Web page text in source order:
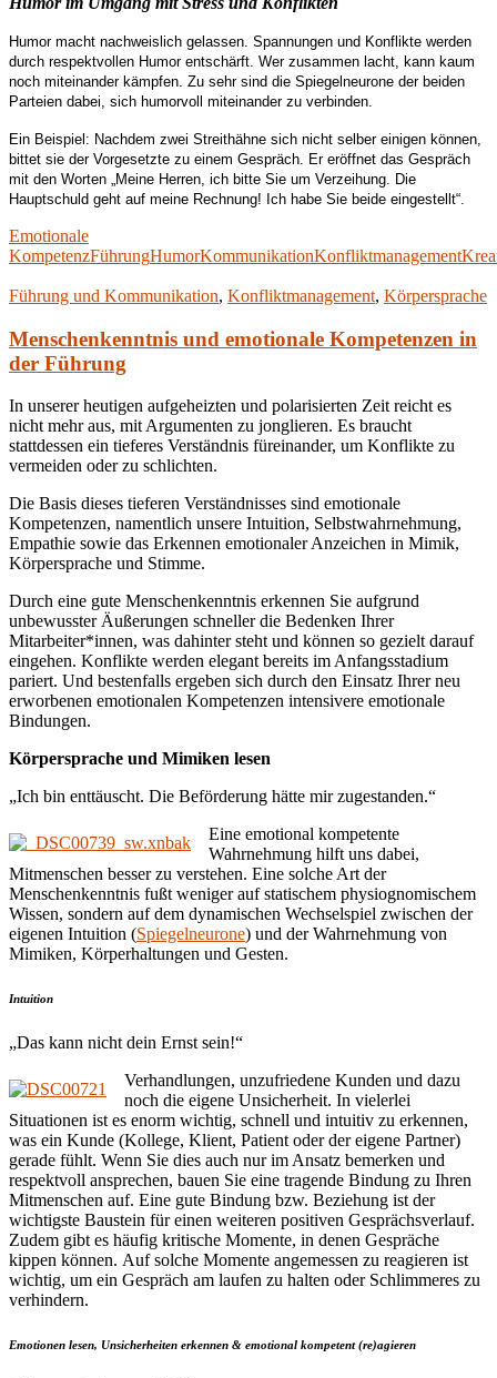
Humor macht nachweislich gelassen. Spannungen und Konflikte werden
durch respektvollen Humor entschärft. Wer zusammen lacht, kann kaum
noch miteinander kämpfen. Zu sehr sind die Spiegelneurone der beiden
Parteien dabei, sich humorvoll miteinander zu verbinden.
Ein Beispiel: Nachdem zwei Streithähne sich nicht selber einigen können,
bittet sie der Vorgesetzte zu einem Gespräch. Er eröffnet das Gespräch
mit den Worten „Meine Herren, ich bitte Sie um Verzeihung. Die
Hauptschuld geht auf meine Rechnung! Ich habe Sie beide eingestellt“.
Emotionale
KompetenzFührungHumorKommunikationKonfliktmanagement
Führung und Kommunikation, Konfliktmanagement, Körpersprache
Menschenkenntnis und emotionale Kompetenzen in
der Führung
In unserer heutigen aufgeheizten und polarisierten Zeit reicht es
nicht mehr aus, mit Argumenten zu jonglieren. Es braucht
stattdessen ein tieferes Verständnis füreinander, um Konflikte zu
vermeiden oder zu schlichten.
Die Basis dieses tieferen Verständnisses sind emotionale
Kompetenzen, namentlich unsere Intuition, Selbstwahrnehmung,
Empathie sowie das Erkennen emotionaler Anzeichen in Mimik,
Körpersprache und Stimme.
Durch eine gute Menschenkenntnis erkennen Sie aufgrund
unbewusster Äußerungen schneller die Bedenken Ihrer
Mitarbeiter*innen, was dahinter steht und können so gezielt darauf
eingehen. Konflikte werden elegant bereits im Anfangsstadium
pariert. Und bestenfalls ergeben sich durch den Einsatz Ihrer neu
erworbenen emotionalen Kompetenzen intensivere emotionale
Bindungen.
Körpersprache und Mimiken lesen
„Ich bin enttäuscht. Die Beförderung hätte mir zugestanden.“
Eine emotional kompetente
Wahrnehmung hilft uns dabei,
Mitmenschen besser zu verstehen. Eine solche Art der
Menschenkenntnis fußt weniger auf statischem physiognomischem
Wissen, sondern auf dem dynamischen Wechselspiel zwischen der
eigenen Intuition (Spiegelneurone) und der Wahrnehmung von
Mimiken, Körperhaltungen und Gesten.
Intuition
„Das kann nicht dein Ernst sein!“
Verhandlungen, unzufriedene Kunden und dazu
noch die eigene Unsicherheit. In vielerlei
Situationen ist es enorm wichtig, schnell und intuitiv zu erkennen,
was ein Kunde (Kollege, Klient, Patient oder der eigene Partner)
gerade fühlt. Wenn Sie dies auch nur im Ansatz bemerken und
respektvoll ansprechen, bauen Sie eine tragende Bindung zu Ihren
Mitmenschen auf. Eine gute Bindung bzw. Beziehung ist der
wichtigste Baustein für einen weiteren positiven Gesprächsverlauf.
Zudem gibt es häufig kritische Momente, in denen Gespräche
kippen können. Auf solche Momente angemessen zu reagieren ist
wichtig, um ein Gespräch am laufen zu halten oder Schlimmeres zu
verhindern.
Emotionen lesen, Unsicherheiten erkennen & emotional kompetent (re)agieren